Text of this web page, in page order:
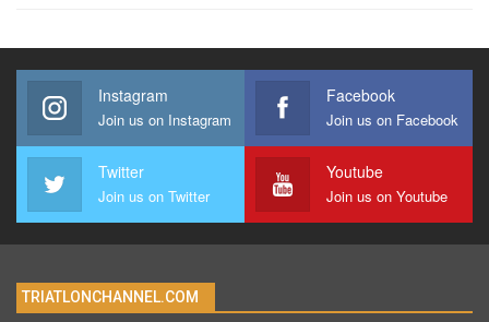
Instagram
Join us on Instagram
Facebook
Join us on Facebook
Twitter
Join us on Twitter
Youtube
Join us on Youtube
TRIATLONCHANNEL.COM